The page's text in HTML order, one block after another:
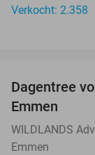
Verkocht: 2.358
Dagentree
Emmen
WILDLANDS
Emmen